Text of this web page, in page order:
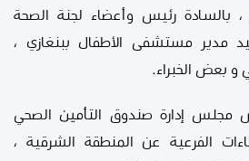
بالسادة رئيس وأعضاء لجنة الصحة
مدير مستشفى الأطفال ببنغازي ،
و بعض الخبراء.
مجلس إدارة صندوق التأمين الصحي
الفرعية عن المنطقة الشرقية ،